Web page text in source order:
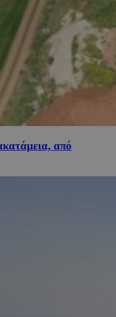
από